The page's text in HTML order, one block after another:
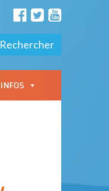
Rechercher
INFOS